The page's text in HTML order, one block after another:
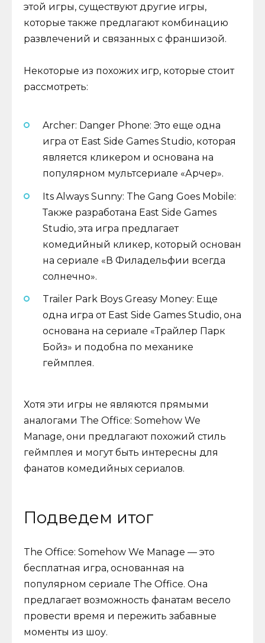
этой игры, существуют другие игры,
которые также предлагают комбинацию
развлечений и связанных с франшизой.
Некоторые из похожих игр, которые стоит
рассмотреть:
Archer: Danger Phone: Это еще одна
игра от East Side Games Studio, которая
является кликером и основана на
популярном мультсериале «Арчер».
Its Always Sunny: The Gang Goes Mobile:
Также разработана East Side Games
Studio, эта игра предлагает
комедийный кликер, который основан
на сериале «В Филадельфии всегда
солнечно».
Trailer Park Boys Greasy Money: Еще
одна игра от East Side Games Studio, она
основана на сериале «Трайлер Парк
Бойз» и подобна по механике
геймплея.
Хотя эти игры не являются прямыми
аналогами The Office: Somehow We
Manage, они предлагают похожий стиль
геймплея и могут быть интересны для
фанатов комедийных сериалов.
Подведем итог
The Office: Somehow We Manage — это
бесплатная игра, основанная на
популярном сериале The Office. Она
предлагает возможность фанатам весело
провести время и пережить забавные
моменты из шоу.